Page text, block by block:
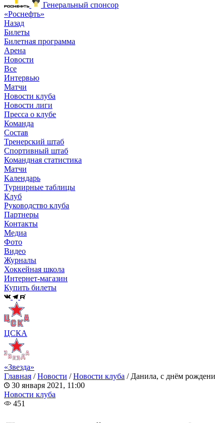
Генеральный спонсор
«Роснефть»
Назад
Билеты
Билетная программа
Арена
Новости
Все
Интервью
Матчи
Новости клуба
Новости лиги
Пресса о клубе
Команда
Состав
Тренерский штаб
Спортивный штаб
Командная статистика
Матчи
Календарь
Турнирные таблицы
Клуб
Руководство клуба
Партнеры
Контакты
Медиа
Фото
Видео
Журналы
Хоккейная школа
Интернет-магазин
Купить билеты
ЦСКА
«Звезда»
Главная /Новости /Новости клуба / Данила, с днём
30 января 2021, 11:00
Новости клуба
451